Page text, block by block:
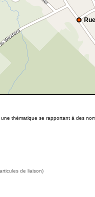
thématique se rapportant à des
de liaison)